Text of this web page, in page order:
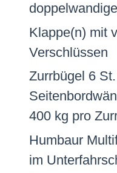
Klappe(n) mit
Verschlüssen
Zurrbügel 6
400 kg pro
Humbaur
im